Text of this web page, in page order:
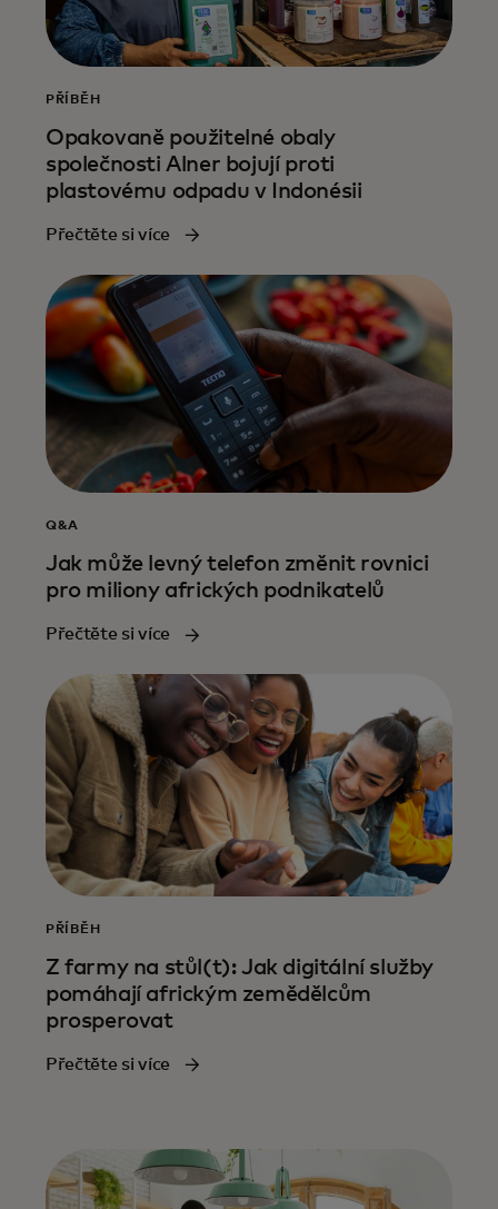
PŘÍBĚH
Opakovaně použitelné obaly
společnosti Alner bojují proti
plastovému odpadu v Indonésii
Přečtěte si více
Q&A
Jak může levný telefon změnit rovnici
pro miliony afrických podnikatelů
Přečtěte si více
PŘÍBĚH
Z farmy na stůl(t): Jak digitální služby
pomáhají africkým zemědělcům
prosperovat
Přečtěte si více